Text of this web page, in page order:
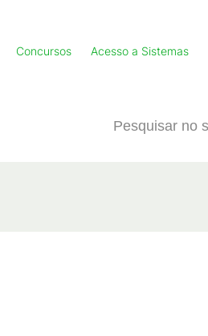
Concursos Acesso a Sistemas